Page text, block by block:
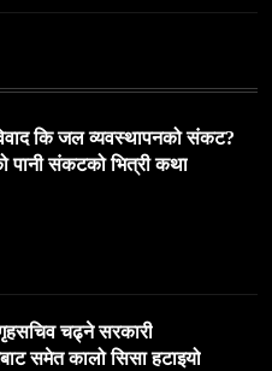
मोती र सांस्कृतिक
कि जल व्यवस्थापनको संकट?
पानी संकटको भित्री कथा
चढ्ने सरकारी
समेत कालो सिसा हटाइयो